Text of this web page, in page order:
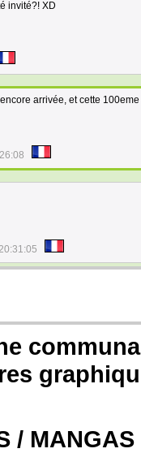
invité?! XD
arrivée, et cette
/